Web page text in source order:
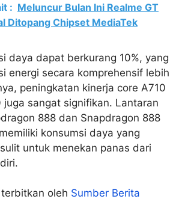
: Meluncur Bulan Ini Realme GT
Ditopang Chipset MediaTek
daya dapat berkurang 10%, yang
energi secara komprehensif lebih
peningkatan kinerja core A710
juga sangat signifikan. Lantaran
888 dan Snapdragon 888
konsumsi daya yang
untuk menekan panas dari
oleh Sumber Berita